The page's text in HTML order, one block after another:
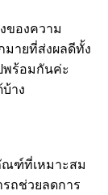
ของความ
มายที่ส่งผลดีทั้ง
พร้อมกันค่ะ
าง
ณฑ์ที่เหมาะสม
ถช่วยลดการ